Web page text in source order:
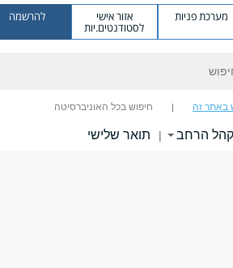
מערכת פניות אזור אישי
לסטודנטים.יות
להרשמה
באתר זה חיפוש בכל האוניברסיטה
הרחב | תואר שלישי